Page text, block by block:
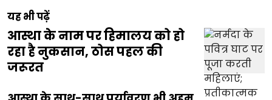
यह भी पढ़ें
आस्था के नाम पर हिमालय को हो
रहा है नुकसान, ठोस पहल की
जरूरत